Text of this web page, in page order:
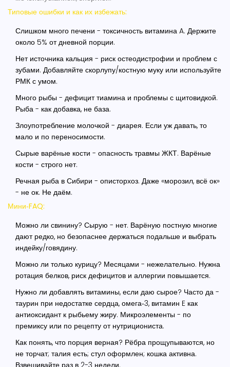
Типовые ошибки и как их избежать:
Слишком много печени - токсичность витамина A. Держите
около 5% от дневной порции.
Нет источника кальция - риск остеодистрофии и проблем с
зубами. Добавляйте скорлупу/костную муку или используйте
РМК с умом.
Много рыбы - дефицит тиамина и проблемы с щитовидкой.
Рыба - как добавка, не база.
Злоупотребление молочкой - диарея. Если уж давать, то
мало и по переносимости.
Сырые варёные кости - опасность травмы ЖКТ. Варёные
кости - строго нет.
Речная рыба в Сибири - описторхоз. Даже «морозил, всё ок»
- не ок. Не даём.
Мини‑FAQ:
Можно ли свинину? Сырую - нет. Варёную постную многие
дают редко, но безопаснее держаться подальше и выбрать
индейку/говядину.
Можно ли только курицу? Месяцами - нежелательно. Нужна
ротация белков, риск дефицитов и аллергии повышается.
Нужно ли добавлять витамины, если даю сырое? Часто да -
таурин при недостатке сердца, омега‑3, витамин E как
антиоксидант к рыбьему жиру. Микроэлементы - по
премиксу или по рецепту от нутрициониста.
Как понять, что порция верная? Рёбра прощупываются, но
не торчат; талия есть; стул оформлен; кошка активна.